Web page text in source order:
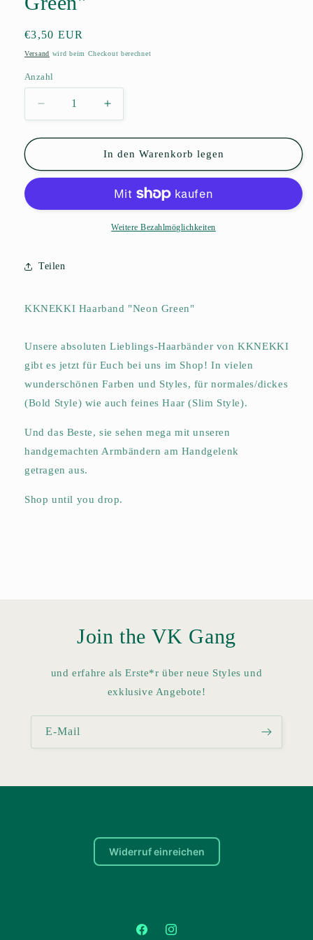
Normaler
Preis
€3,50 EUR
Versand wird beim Checkout berechnet
Anzahl
Anzahl
Verringere
die
Menge
KKNEKKI
Green&quot;
Erhöhe
die
Menge
für
KKNEKKI
&quot;Neon
Green&quot;
In den Warenkorb legen
Weitere Bezahlmöglichkeiten
Teilen
KKNEKKI Haarband "Neon Green"
Unsere absoluten Lieblings-Haarbänder von KKNEKKI
gibt es jetzt für Euch bei uns im Shop! In vielen
wunderschönen Farben und Styles, für normales/dickes
(Bold Style) wie auch feines Haar (Slim Style).
Und das Beste, sie sehen mega mit unseren
handgemachten Armbändern am Handgelenk
getragen aus.
Shop until you drop.
Join the VK Gang
und erfahre als Erste*r über neue Styles und
exklusive Angebote!
E-Mail
Widerruf einreichen
FacebookInstagram